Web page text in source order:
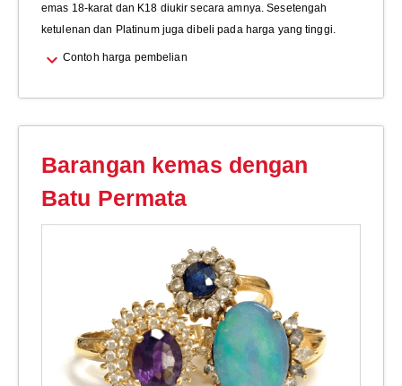
emas 18-karat dan K18 diukir secara amnya. Sesetengah
ketulenan dan Platinum juga dibeli pada harga yang tinggi.
expand_more Contoh harga pembelian
Barangan kemas dengan
Batu Permata